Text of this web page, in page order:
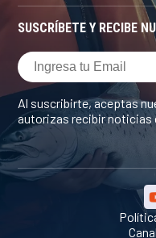
SUSCRÍBETE Y RECIBE
Al suscribirte, aceptas
autorizas recibir noticias